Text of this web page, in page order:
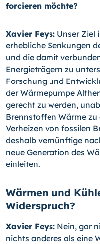
forcieren möchte?
Xavier Feys: Unser Ziel
erhebliche Senkungen
und die damit
Energieträgern zu
Forschung und
der Wärmepumpe
gerecht zu werden,
Brennstoffen Wärme zu
Verheizen von fossilen
deshalb vernünftige
neue Generation des
einleiten.
Wärmen und
Widerspruch?
Xavier Feys: Nein, gar
nichts anderes als eine